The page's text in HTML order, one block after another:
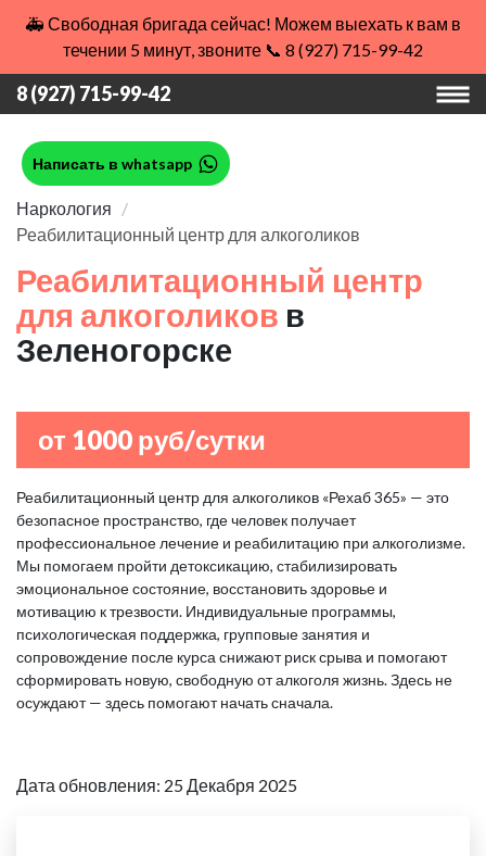
🚑 Свободная бригада сейчас! Можем выехать к вам в
течении 5 минут, звоните 📞 8 (927) 715-99-42
8 (927) 715-99-42
Написать в whatsapp
Наркология
Реабилитационный центр для алкоголиков
Реабилитационный центр
для алкоголиков в
Зеленогорске
от 1000 руб/сутки
Реабилитационный центр для алкоголиков «Рехаб 365» — это
безопасное пространство, где человек получает
профессиональное лечение и реабилитацию при алкоголизме.
Мы помогаем пройти детоксикацию, стабилизировать
эмоциональное состояние, восстановить здоровье и
мотивацию к трезвости. Индивидуальные программы,
психологическая поддержка, групповые занятия и
сопровождение после курса снижают риск срыва и помогают
сформировать новую, свободную от алкоголя жизнь. Здесь не
осуждают — здесь помогают начать сначала.
Дата обновления: 25 Декабря 2025